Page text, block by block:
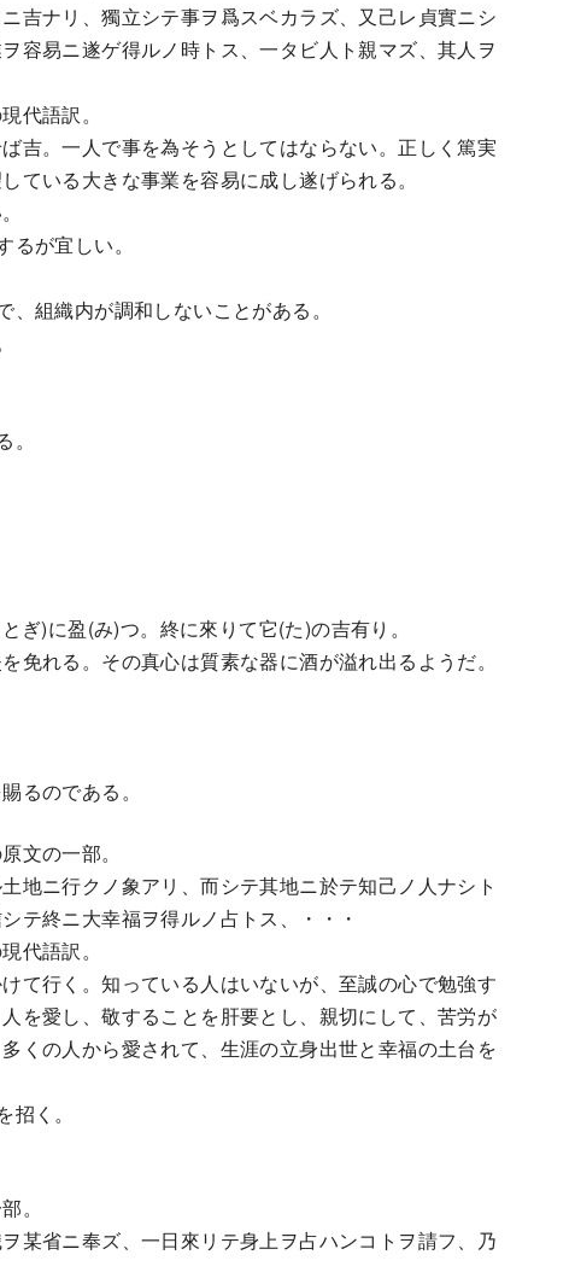
吉ナリ、獨立シテ事ヲ爲スベカラズ、又己レ貞實ニシ
容易ニ遂ゲ得ルノ時トス、一タビ人ト親マズ、其人ヲ
代語訳。
吉。一人で事を為そうとしてはならない。正しく篤実
ている大きな事業を容易に成し遂げられる。
が宜しい。
組織内が調和しないことがある。
)に盈(み)つ。終に來りて它(た)の吉有り。
れる。その真心は質素な器に酒が溢れ出るようだ。
るのである。
文の一部。
地ニ行クノ象アリ、而シテ其地ニ於テ知己ノ人ナシト
テ終ニ大幸福ヲ得ルノ占トス、・・・
代語訳。
て行く。知っている人はいないが、至誠の心で勉強す
を愛し、敬することを肝要とし、親切にして、苦労が
くの人から愛されて、生涯の立身出世と幸福の土台を
く。
。
某省ニ奉ズ、一日來リテ身上ヲ占ハンコトヲ請フ、乃